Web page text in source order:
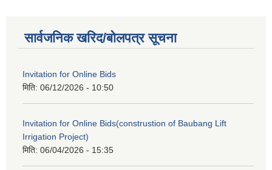
सार्वजनिक खरिद/बोलपत्र सूचना
Invitation for Online Bids
मिति: 06/12/2026 - 10:50
Invitation for Online Bids(construstion of Baubang Lift
Irrigation Project)
मिति: 06/04/2026 - 15:35